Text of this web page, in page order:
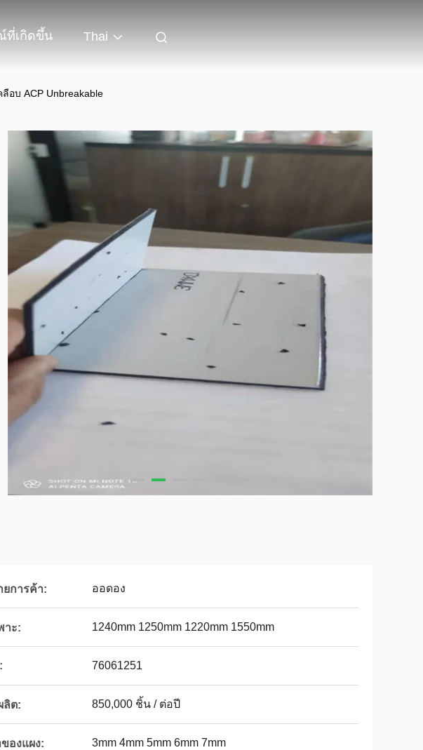
ที่เกิดขึ้น Thai
อบ ACP Unbreakable
ยการค้า: ออดอง
าะ: 1240mm 1250mm 1220mm 1550mm
76061251
ลิต: 850,000 ชิ้น / ต่อปี
องแผง: 3mm 4mm 5mm 6mm 7mm